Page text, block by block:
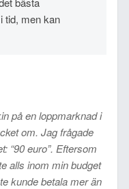
tid, men kan
på en loppmarknad i
om. Jag frågade
“90 euro”. Eftersom
alls inom min budget
kunde betala mer än